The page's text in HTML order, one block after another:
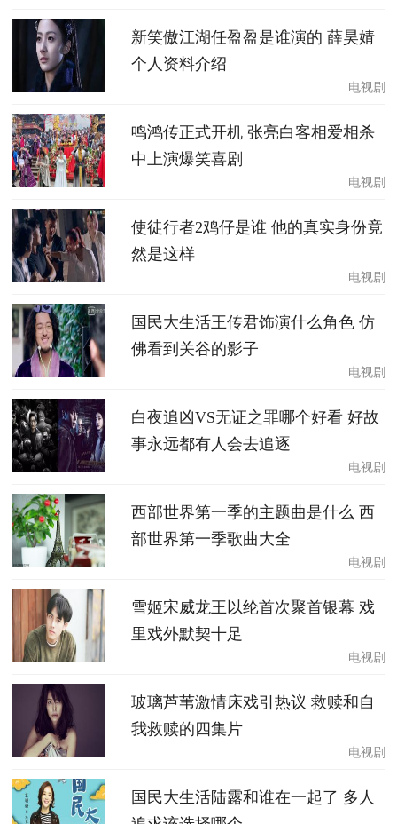
新笑傲江湖任盈盈是谁演的 薛昊婧
个人资料介绍
电视剧
鸣鸿传正式开机 张亮白客相爱相杀
中上演爆笑喜剧
电视剧
使徒行者2鸡仔是谁 他的真实身份竟
然是这样
电视剧
国民大生活王传君饰演什么角色 仿
佛看到关谷的影子
电视剧
白夜追凶VS无证之罪哪个好看 好故
事永远都有人会去追逐
电视剧
西部世界第一季的主题曲是什么 西
部世界第一季歌曲大全
电视剧
雪姬宋威龙王以纶首次聚首银幕 戏
里戏外默契十足
电视剧
玻璃芦苇激情床戏引热议 救赎和自
我救赎的四集片
电视剧
国民大生活陆露和谁在一起了 多人